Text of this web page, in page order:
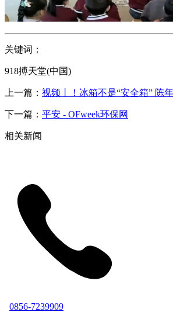
关键词：
918搏天堂(中国)
上一篇： 视频丨！冰箱不是“安全箱” 陈
下一篇： 平安 - OFweek环保网
相关新闻
0856-7239909